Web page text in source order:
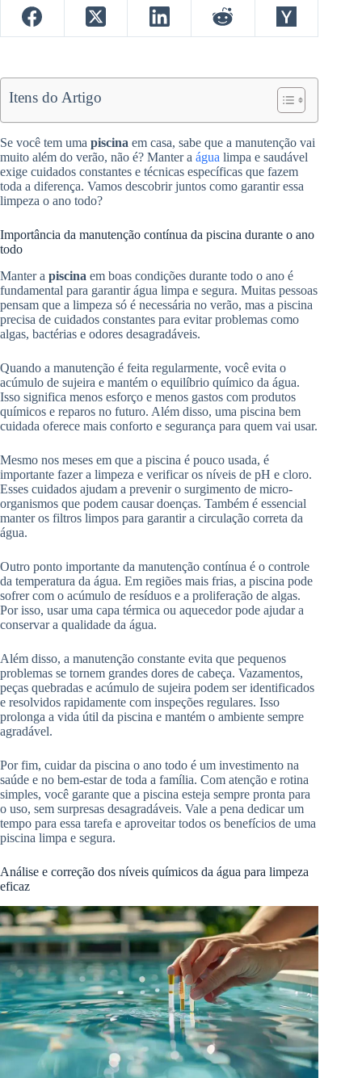
Itens do Artigo
Se você tem uma piscina em casa, sabe que a manutenção vai
muito além do verão, não é? Manter a água limpa e saudável
exige cuidados constantes e técnicas específicas que fazem
toda a diferença. Vamos descobrir juntos como garantir essa
limpeza o ano todo?
Importância da manutenção contínua da piscina durante o ano
todo
Manter a piscina em boas condições durante todo o ano é
fundamental para garantir água limpa e segura. Muitas pessoas
pensam que a limpeza só é necessária no verão, mas a piscina
precisa de cuidados constantes para evitar problemas como
algas, bactérias e odores desagradáveis.
Quando a manutenção é feita regularmente, você evita o
acúmulo de sujeira e mantém o equilíbrio químico da água.
Isso significa menos esforço e menos gastos com produtos
químicos e reparos no futuro. Além disso, uma piscina bem
cuidada oferece mais conforto e segurança para quem vai usar.
Mesmo nos meses em que a piscina é pouco usada, é
importante fazer a limpeza e verificar os níveis de pH e cloro.
Esses cuidados ajudam a prevenir o surgimento de micro-
organismos que podem causar doenças. Também é essencial
manter os filtros limpos para garantir a circulação correta da
água.
Outro ponto importante da manutenção contínua é o controle
da temperatura da água. Em regiões mais frias, a piscina pode
sofrer com o acúmulo de resíduos e a proliferação de algas.
Por isso, usar uma capa térmica ou aquecedor pode ajudar a
conservar a qualidade da água.
Além disso, a manutenção constante evita que pequenos
problemas se tornem grandes dores de cabeça. Vazamentos,
peças quebradas e acúmulo de sujeira podem ser identificados
e resolvidos rapidamente com inspeções regulares. Isso
prolonga a vida útil da piscina e mantém o ambiente sempre
agradável.
Por fim, cuidar da piscina o ano todo é um investimento na
saúde e no bem-estar de toda a família. Com atenção e rotina
simples, você garante que a piscina esteja sempre pronta para
o uso, sem surpresas desagradáveis. Vale a pena dedicar um
tempo para essa tarefa e aproveitar todos os benefícios de uma
piscina limpa e segura.
Análise e correção dos níveis químicos da água para limpeza
eficaz